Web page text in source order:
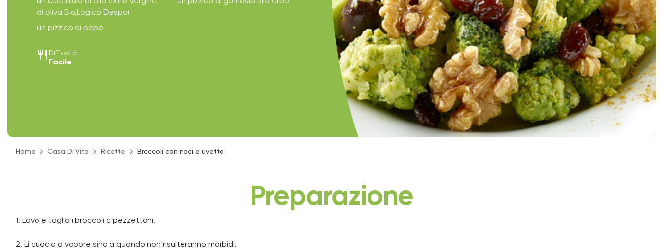
di oliva Bio,Logico Despar
un pizzico di pepe
restaurant Difficoltà
Facile
Home Casa Di Vita Ricette Broccoli con noci e uvetta
Preparazione
1. Lavo e taglio i broccoli a pezzettoni.
2. Li cuocio a vapore sino a quando non risulteranno morbidi.